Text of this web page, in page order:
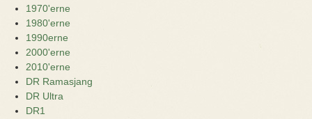
1970'erne
1980'erne
1990erne
2000'erne
2010'erne
DR Ramasjang
DR Ultra
DR1